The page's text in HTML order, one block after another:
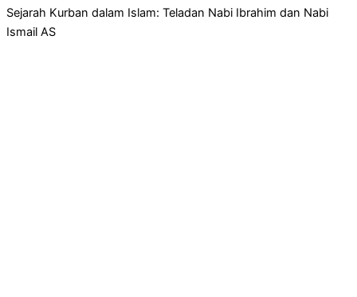
Sejarah Kurban dalam Islam: Teladan Nabi Ibrahim dan Nabi
Ismail AS